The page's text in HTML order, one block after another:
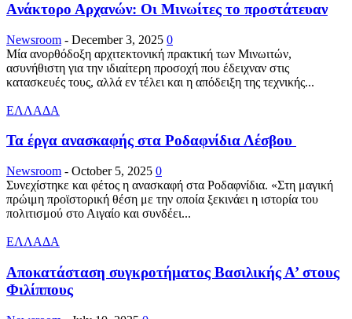
Aνάκτορο Αρχανών: Οι Μινωίτες το προστάτευαν
Newsroom - December 3, 2025 0
Μία ανορθόδοξη αρχιτεκτονική πρακτική των Μινωιτών,
ασυνήθιστη για την ιδιαίτερη προσοχή που έδειχναν στις
κατασκευές τους, αλλά εν τέλει και η απόδειξη της τεχνικής...
ΕΛΛΑΔΑ
Τα έργα ανασκαφής στα Ροδαφνίδια Λέσβου
Newsroom - October 5, 2025 0
Συνεχίστηκε και φέτος η ανασκαφή στα Ροδαφνίδια. «Στη μαγική
πρώιμη προϊστορική θέση με την οποία ξεκινάει η ιστορία του
πολιτισμού στο Αιγαίο και συνδέει...
ΕΛΛΑΔΑ
Αποκατάσταση συγκροτήματος Βασιλικής Α’ στους
Φιλίππους